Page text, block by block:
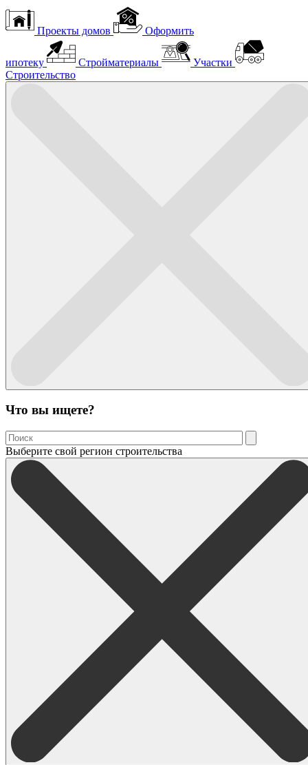
Проекты домов Оформить
ипотеку Стройматериалы
Участки
Строительство
Что вы ищете?
Выберите свой регион строительства